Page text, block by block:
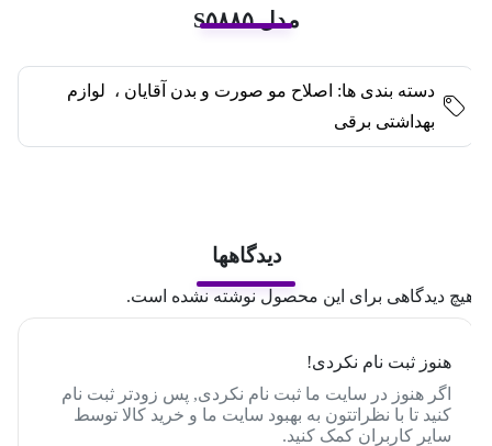
مدل S۵۸۸۵
دسته بندی ها: اصلاح مو صورت و بدن آقایان ، لوازم
بهداشتی برقی
دیدگاهها
دیدگاهی برای این محصول نوشته نشده است.
هنوز ثبت نام نکردی!
اگر هنوز در سایت ما ثبت نام نکردی, پس زودتر ثبت نام
کنید تا با نظراتتون به بهبود سایت ما و خرید کالا توسط
سایر کاربران کمک کنید.